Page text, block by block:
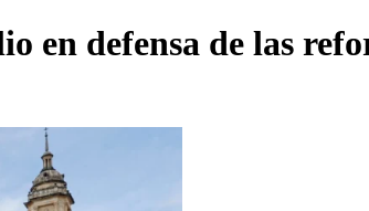
en defensa de las